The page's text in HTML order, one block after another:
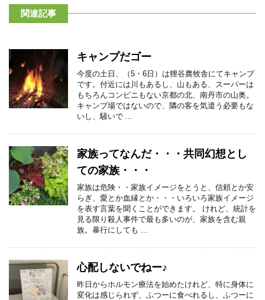
関連記事
キャンプだゴー
今度の土日、（5・6日）は狸谷農牧舎にてキャンプ
です。付近には川もあるし、山もある、スーパーは
もちろんコンビニもない京都の北、南丹市の山奥。
キャンプ場ではないので、隣の客を気遣う必要もな
いし、騒いで ...
家族ってなんだ・・・共同幻想とし
ての家族・・・
家族は危険・・家族イメージをとうと、信頼とか安
らぎ、愛とか血縁とか・・・いろいろ家族イメージ
を表す言葉を聞くことができます。 けれど、統計を
見る限り殺人事件で最も多いのが、家族を含む親
族。暴行にしても ...
心配しないでねー♪
昨日からホルモン療法を始めたけれど、特に身体に
変化は感じられず、ふつーに食べれるし、ふつーに